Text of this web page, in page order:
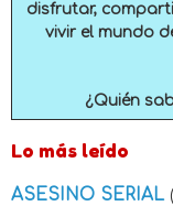
disfrutar,
vivir el mundo
¿Quién
Lo más leído
ASESINO SERIAL